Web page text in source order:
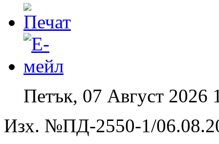
Петък, 07 Август 2026
Изх. №ПД-2550-1/